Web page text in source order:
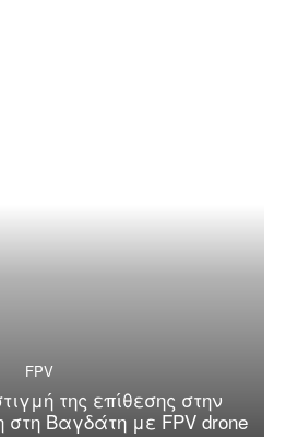
FPV
της επίθεσης στην
στη Βαγδάτη με FPV drone